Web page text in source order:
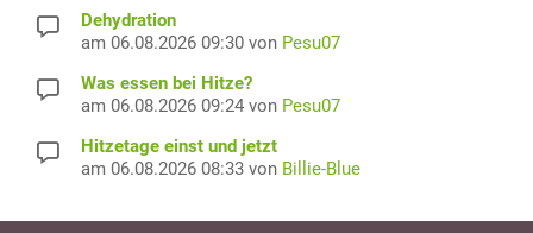
Dehydration
am 06.08.2026 09:30 von Pesu07
Was essen bei Hitze?
am 06.08.2026 09:24 von Pesu07
Hitzetage einst und jetzt
am 06.08.2026 08:33 von Billie-Blue